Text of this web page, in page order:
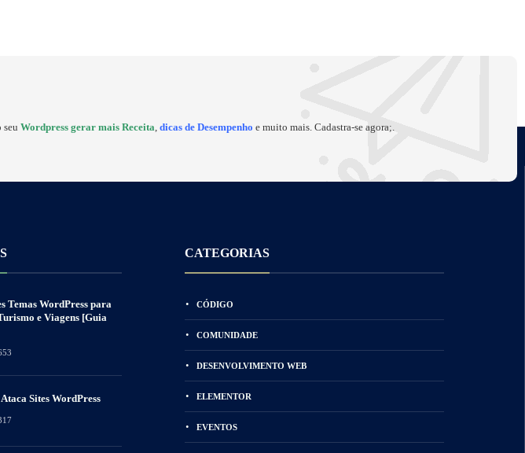
seu Wordpress gerar mais Receita, dicas de Desempenho e muito mais. Cadastra-se agora;.
Temas WordPress para
e Viagens [Guia
Sites WordPress
CATEGORIAS
CÓDIGO
COMUNIDADE
DESENVOLVIMENTO WEB
ELEMENTOR
EVENTOS